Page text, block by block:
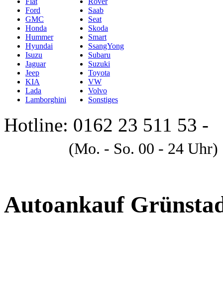
Ford
GMC
Honda
Hummer
Hyundai
Isuzu
Jaguar
Jeep
KIA
Lada
Lamborghini
Saab
Seat
Skoda
Smart
SsangYong
Subaru
Suzuki
Toyota
VW
Volvo
Sonstiges
Hotline: 0162 23 511 53 -
(Mo. - So. 00 - 24 Uhr)
Autoankauf